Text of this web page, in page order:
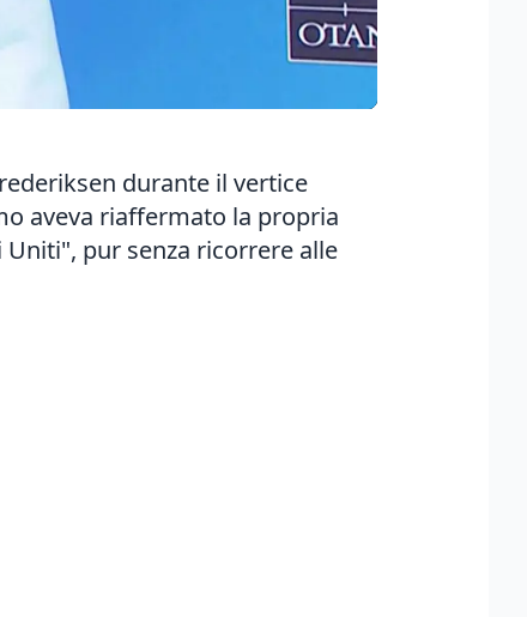
durante il vertice
aveva riaffermato la propria
pur senza ricorrere alle